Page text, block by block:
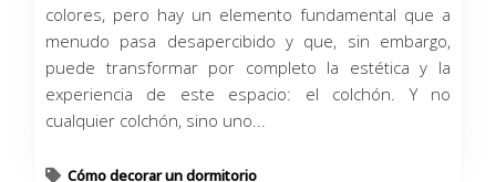
colores, pero hay un elemento fundamental que a
menudo pasa desapercibido y que, sin embargo,
puede transformar por completo la estética y la
experiencia de este espacio: el colchón. Y no
cualquier colchón, sino uno...
Cómo decorar un dormitorio